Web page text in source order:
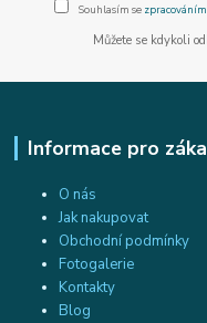
Souhlasím se
Můžete se kdykoli
Informace pro
O nás
Jak nakupovat
Obchodní podmínky
Fotogalerie
Kontakty
Blog